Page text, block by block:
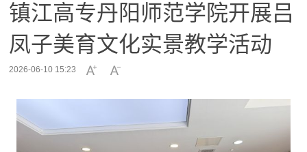
镇江高专丹阳师范学院开展吕
凤子美育文化实景教学活动
2026-06-10 15:23